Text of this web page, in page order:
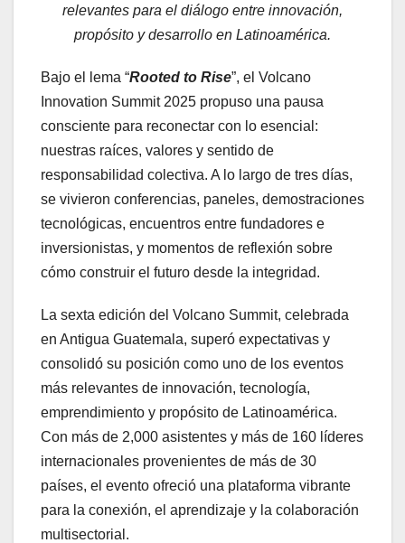
relevantes para el diálogo entre innovación,
propósito y desarrollo en Latinoamérica.
Bajo el lema “Rooted to Rise”, el Volcano
Innovation Summit 2025 propuso una pausa
consciente para reconectar con lo esencial:
nuestras raíces, valores y sentido de
responsabilidad colectiva. A lo largo de tres días,
se vivieron conferencias, paneles, demostraciones
tecnológicas, encuentros entre fundadores e
inversionistas, y momentos de reflexión sobre
cómo construir el futuro desde la integridad.
La sexta edición del Volcano Summit, celebrada
en Antigua Guatemala, superó expectativas y
consolidó su posición como uno de los eventos
más relevantes de innovación, tecnología,
emprendimiento y propósito de Latinoamérica.
Con más de 2,000 asistentes y más de 160 líderes
internacionales provenientes de más de 30
países, el evento ofreció una plataforma vibrante
para la conexión, el aprendizaje y la colaboración
multisectorial.